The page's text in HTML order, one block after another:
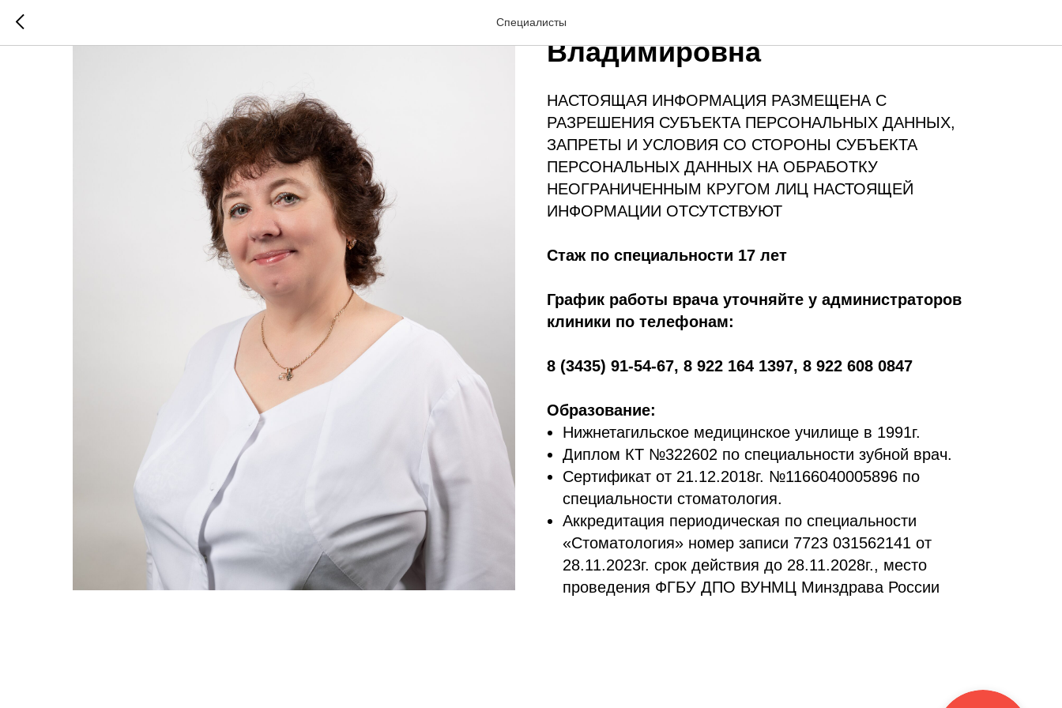
СпециалистыТимофеева Светлана
Владимировна
НАСТОЯЩАЯ ИНФОРМАЦИЯ РАЗМЕЩЕНА С
РАЗРЕШЕНИЯ СУБЪЕКТА ПЕРСОНАЛЬНЫХ ДАННЫХ,
ЗАПРЕТЫ И УСЛОВИЯ СО СТОРОНЫ СУБЪЕКТА
ПЕРСОНАЛЬНЫХ ДАННЫХ НА ОБРАБОТКУ
НЕОГРАНИЧЕННЫМ КРУГОМ ЛИЦ НАСТОЯЩЕЙ
ИНФОРМАЦИИ ОТСУТСТВУЮТ
Стаж по специальности 17 лет
График работы врача уточняйте у администраторов
клиники по телефонам:
8 (3435) 91-54-67, 8 922 164 1397, 8 922 608 0847
Образование:
Нижнетагильское медицинское училище в 1991г.
Диплом КТ №322602 по специальности зубной врач.
Сертификат от 21.12.2018г. №1166040005896 по
специальности стоматология.
Аккредитация периодическая по специальности
«Стоматология» номер записи 7723 031562141 от
28.11.2023г. срок действия до 28.11.2028г., место
проведения ФГБУ ДПО ВУНМЦ Минздрава России